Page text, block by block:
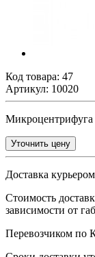
Код товара: 47
Артикул: 10020
Микроцентрифуга
Уточнить цену
Доставка
Стоимость
зависимости от
Перевозчиком по